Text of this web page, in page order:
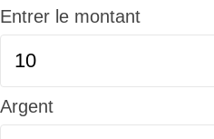
Entrer le montant
Argent